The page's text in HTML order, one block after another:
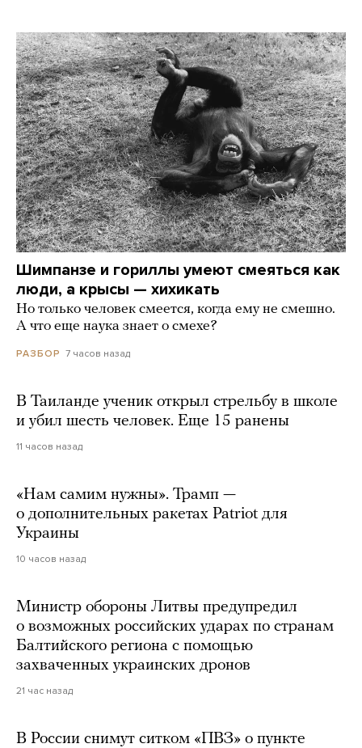
Шимпанзе и гориллы умеют смеяться как
люди, а крысы — хихикать
Но только человек смеется, когда ему не смешно.
А что еще наука знает о смехе?
РАЗБОР 7 часов назад
В Таиланде ученик открыл стрельбу в школе
и убил шесть человек. Еще 15 ранены
11 часов назад
«Нам самим нужны». Трамп —
о дополнительных ракетах Patriot для
Украины
10 часов назад
Министр обороны Литвы предупредил
о возможных российских ударах по странам
Балтийского региона с помощью
захваченных украинских дронов
21 час назад
В России снимут ситком «ПВЗ» о пункте